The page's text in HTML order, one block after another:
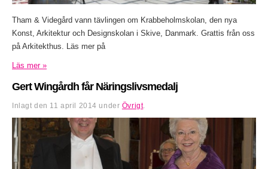
Tham & Videgård vann tävlingen om Krabbeholmskolan, den nya
Konst, Arkitektur och Designskolan i Skive, Danmark. Grattis från oss
på Arkitekthus. Läs mer på
Läs mer »
Gert Wingårdh får Näringslivsmedalj
Inlagt den 11 april 2014 under Övrigt.